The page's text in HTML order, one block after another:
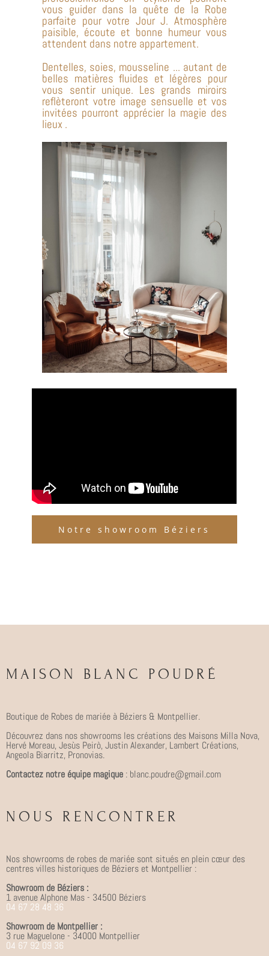
vous guider dans la quête de la Robe
parfaite pour votre Jour J. Atmosphère
paisible, écoute et bonne humeur vous
attendent dans notre appartement.
Dentelles, soies, mousseline ... autant de
belles matières fluides et légères pour
vous sentir unique. Les grands miroirs
reflèteront votre image sensuelle et vos
invitées pourront apprécier la magie des
lieux .
Notre showroom Béziers
MAISON BLANC POUDRÉ
Boutique de Robes de mariée à Béziers & Montpellier.
Découvrez dans nos showrooms les créations des Maisons Milla Nova,
Hervé Moreau, Jesùs Peirò, Justin Alexander, Lambert Créations,
Angeola Biarritz, Pronovias.
Contactez notre équipe magique : blanc.poudre@gmail.com
NOUS RENCONTRER
Nos showrooms de robes de mariée sont situés en plein cœur des
centres villes historiques de Béziers et Montpellier :
Showroom de Béziers :
1 avenue Alphone Mas - 34500 Béziers
04 67 28 48 36
Showroom de Montpellier :
3 rue Maguelone - 34000 Montpellier
04 67 92 09 36